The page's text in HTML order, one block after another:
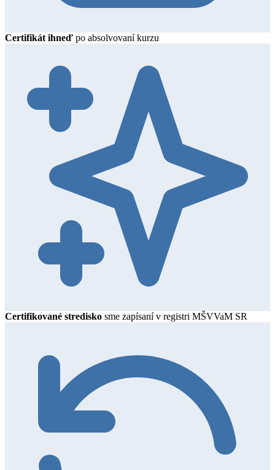
Certifikát ihneď po absolvovaní kurzu
Certifikované stredisko sme zapísaní v registri MŠVVaM SR